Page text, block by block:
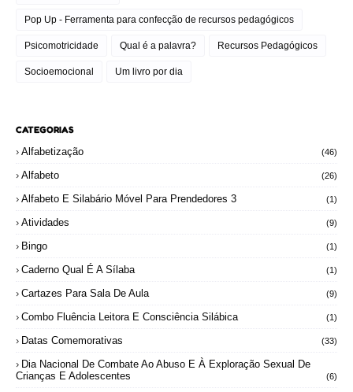
Pop Up - Ferramenta para confecção de recursos pedagógicos
Psicomotricidade Qual é a palavra? Recursos Pedagógicos
Socioemocional Um livro por dia
CATEGORIAS
Alfabetização
(46)
Alfabeto (26)
Alfabeto E Silabário Móvel Para Prendedores 3 (1)
Atividades (9)
Bingo (1)
Caderno Qual É A Sílaba (1)
Cartazes Para Sala De Aula (9)
Combo Fluência Leitora E Consciência Silábica (1)
Datas Comemorativas (33)
Dia Nacional De Combate Ao Abuso E À Exploração Sexual De
Crianças E Adolescentes
(6)